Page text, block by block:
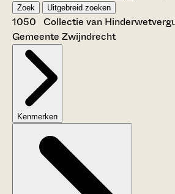
Zoek Uitgebreid zoeken
1050 Collectie van
Gemeente Zwijndrecht
Kenmerken